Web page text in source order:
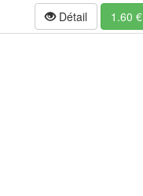
Détail 1.60 €